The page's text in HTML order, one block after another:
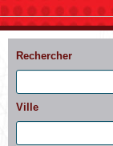
Rechercher
Ville